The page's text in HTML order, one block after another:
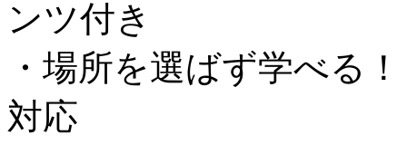
ンツ付き
・場所を選ばず学べる
対応